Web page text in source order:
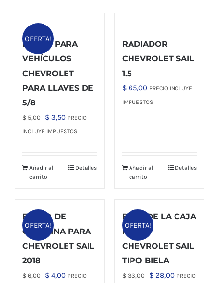
OFERTA!
BUJÍAS PARA
VEHÍCULOS
CHEVROLET
PARA LLAVES DE
5/8
$5,00
El
precio
$ 5,00.
$ 3,50El
precio
$ 3,50.
PRECIO
INCLUYE IMPUESTOS
Añadir al
carrito
Detalles
RADIADOR
CHEVROLET SAIL
1.5
$ 65,00 PRECIO INCLUYE
IMPUESTOS
Añadir al
carrito
Detalles
OFERTA!
FILTRO DE
GASOLINA PARA
CHEVROLET SAIL
2018
$6,00
El
$ 4,00ElPRECIO
OFERTA!
BASE DE LA CAJA
PARA
CHEVROLET SAIL
TIPO BIELA
$33,00
El
$ 28,00ElPRECIO